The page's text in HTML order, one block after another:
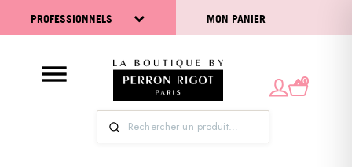
PROFESSIONNELS MON PANIER
0